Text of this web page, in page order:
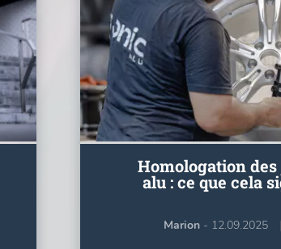
Homologation
alu : ce que cela
Marion - 12.09.2025